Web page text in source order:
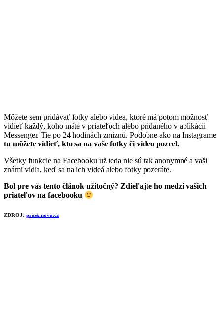
Môžete sem pridávať fotky alebo videa, ktoré má potom možnosť
vidieť každý, koho máte v priateľoch alebo pridaného v aplikácii
Messenger. Tie po 24 hodinách zmiznú. Podobne ako na Instagrame
tu môžete vidieť, kto sa na vaše fotky či video pozrel.
Všetky funkcie na Facebooku už teda nie sú tak anonymné a vaši
známi vidia, keď sa na ich videá alebo fotky pozeráte.
Bol pre vás tento článok užitočný? Zdieľajte ho medzi vašich
priateľov na facebooku
ZDROJ: prask.nova.cz